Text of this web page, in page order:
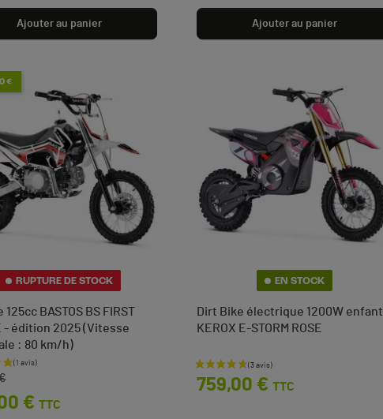
Ajouter au panier Ajouter au panier
€
RUPTURE DE STOCK
125cc BASTOS BS FIRST
- édition 2025 (Vitesse
: 80 km/h)
€ TTC
EN STOCK
Dirt Bike électrique 1200W enfant
KEROX E-STORM ROSE
Prix
759,00 € TTC